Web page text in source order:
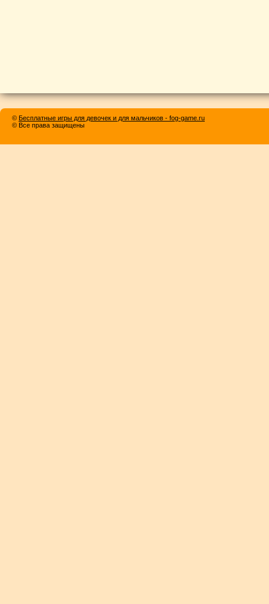
© Бесплатные игры для девочек и для мальчиков - fog-game.ru
© Все права защищены